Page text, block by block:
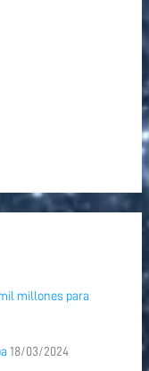
millones para
18/03/2024